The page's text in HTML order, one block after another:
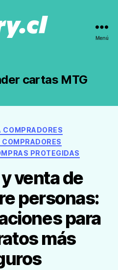
recomendaciones
de
Menú
cartas MTG
Categorías
COMPRADORES
COMPRADORES
PROTEGIDAS
venta de
personas:
para
más